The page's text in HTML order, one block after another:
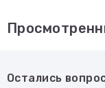
Остались